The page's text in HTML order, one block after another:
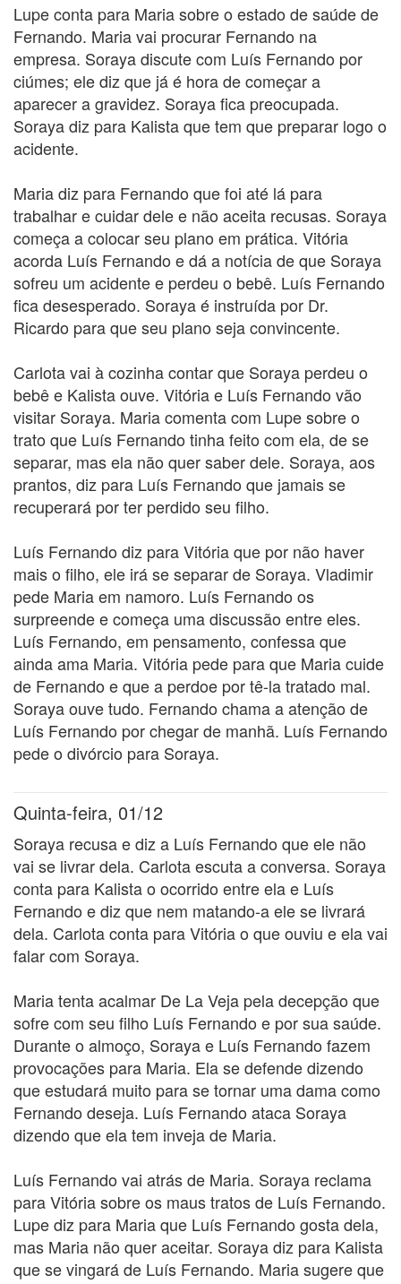
Lupe conta para Maria sobre o estado de saúde de
Fernando. Maria vai procurar Fernando na
empresa. Soraya discute com Luís Fernando por
ciúmes; ele diz que já é hora de começar a
aparecer a gravidez. Soraya fica preocupada.
Soraya diz para Kalista que tem que preparar logo o
acidente.
Maria diz para Fernando que foi até lá para
trabalhar e cuidar dele e não aceita recusas. Soraya
começa a colocar seu plano em prática. Vitória
acorda Luís Fernando e dá a notícia de que Soraya
sofreu um acidente e perdeu o bebê. Luís Fernando
fica desesperado. Soraya é instruída por Dr.
Ricardo para que seu plano seja convincente.
Carlota vai à cozinha contar que Soraya perdeu o
bebê e Kalista ouve. Vitória e Luís Fernando vão
visitar Soraya. Maria comenta com Lupe sobre o
trato que Luís Fernando tinha feito com ela, de se
separar, mas ela não quer saber dele. Soraya, aos
prantos, diz para Luís Fernando que jamais se
recuperará por ter perdido seu filho.
Luís Fernando diz para Vitória que por não haver
mais o filho, ele irá se separar de Soraya. Vladimir
pede Maria em namoro. Luís Fernando os
surpreende e começa uma discussão entre eles.
Luís Fernando, em pensamento, confessa que
ainda ama Maria. Vitória pede para que Maria cuide
de Fernando e que a perdoe por tê-la tratado mal.
Soraya ouve tudo. Fernando chama a atenção de
Luís Fernando por chegar de manhã. Luís Fernando
pede o divórcio para Soraya.
Quinta-feira, 01/12
Soraya recusa e diz a Luís Fernando que ele não
vai se livrar dela. Carlota escuta a conversa. Soraya
conta para Kalista o ocorrido entre ela e Luís
Fernando e diz que nem matando-a ele se livrará
dela. Carlota conta para Vitória o que ouviu e ela vai
falar com Soraya.
Maria tenta acalmar De La Veja pela decepção que
sofre com seu filho Luís Fernando e por sua saúde.
Durante o almoço, Soraya e Luís Fernando fazem
provocações para Maria. Ela se defende dizendo
que estudará muito para se tornar uma dama como
Fernando deseja. Luís Fernando ataca Soraya
dizendo que ela tem inveja de Maria.
Luís Fernando vai atrás de Maria. Soraya reclama
para Vitória sobre os maus tratos de Luís Fernando.
Lupe diz para Maria que Luís Fernando gosta dela,
mas Maria não quer aceitar. Soraya diz para Kalista
que se vingará de Luís Fernando. Maria sugere que